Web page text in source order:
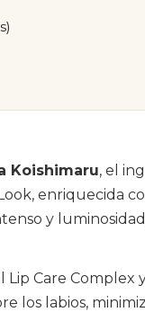
Koishimaru, el
enriquecida
y
Lip Care Complex
los labios,